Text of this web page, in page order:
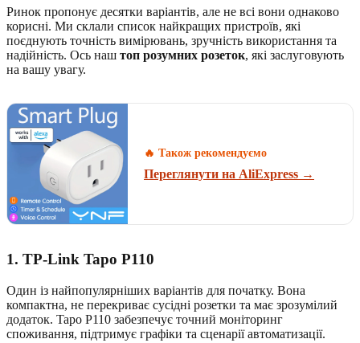
Ринок пропонує десятки варіантів, але не всі вони однаково
корисні. Ми склали список найкращих пристроїв, які
поєднують точність вимірювань, зручність використання та
надійність. Ось наш топ розумних розеток, які заслуговують
на вашу увагу.
🔥 Також рекомендуємо
Переглянути на AliExpress →
1. TP-Link Tapo P110
Один із найпопулярніших варіантів для початку. Вона
компактна, не перекриває сусідні розетки та має зрозумілий
додаток. Tapo P110 забезпечує точний моніторинг
споживання, підтримує графіки та сценарії автоматизації.